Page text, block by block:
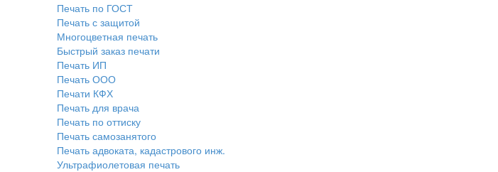
Печать по ГОСТ
Печать с защитой
Многоцветная печать
Быстрый заказ печати
Печать ИП
Печать ООО
Печати КФХ
Печать для врача
Печать по оттиску
Печать самозанятого
Печать адвоката, кадастрового инж.
Ультрафиолетовая печать